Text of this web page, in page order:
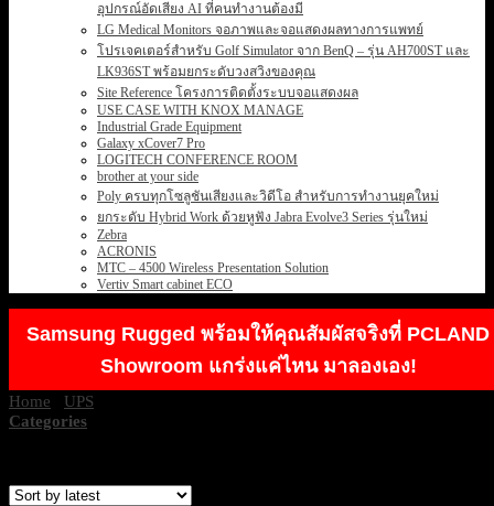
อุปกรณ์อัดเสียง AI ที่คนทำงานต้องมี
LG Medical Monitors จอภาพและจอแสดงผลทางการแพทย์
โปรเจคเตอร์สำหรับ Golf Simulator จาก BenQ – รุ่น AH700ST และ
LK936ST พร้อมยกระดับวงสวิงของคุณ
Site Reference โครงการติดตั้งระบบจอแสดงผล
USE CASE WITH KNOX MANAGE
Industrial Grade Equipment
Galaxy xCover7 Pro
LOGITECH CONFERENCE ROOM
brother at your side
Poly ครบทุกโซลูชันเสียงและวิดีโอ สำหรับการทำงานยุคใหม่
ยกระดับ Hybrid Work ด้วยหูฟัง Jabra Evolve3 Series รุ่นใหม่
Zebra
ACRONIS
MTC – 4500 Wireless Presentation Solution
Vertiv Smart cabinet ECO
Samsung Rugged พร้อมให้คุณสัมผัสจริงที่ PCLAND
Showroom แกร่งแค่ไหน มาลองเอง!
Home UPS
Categories